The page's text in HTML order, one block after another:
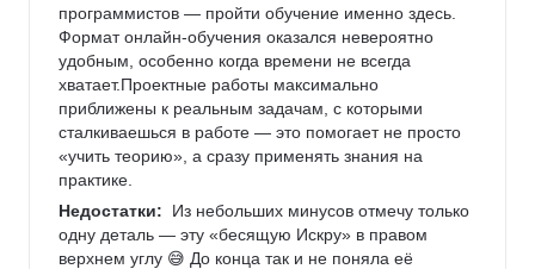
программистов — пройти обучение именно здесь.
Формат онлайн-обучения оказался невероятно
удобным, особенно когда времени не всегда
хватает.Проектные работы максимально
приближены к реальным задачам, с которыми
сталкиваешься в работе — это помогает не просто
«учить теорию», а сразу применять знания на
практике.
Недостатки:
  Из небольших минусов отмечу только
одну деталь — эту «бесящую Искру» в правом
верхнем углу 😅 До конца так и не поняла её